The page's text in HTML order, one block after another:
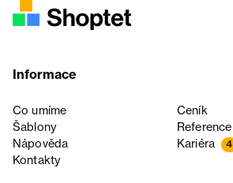
Informace
Co umíme
Ceník
Šablony
Reference
Nápověda
Kariéra 4
Kontakty